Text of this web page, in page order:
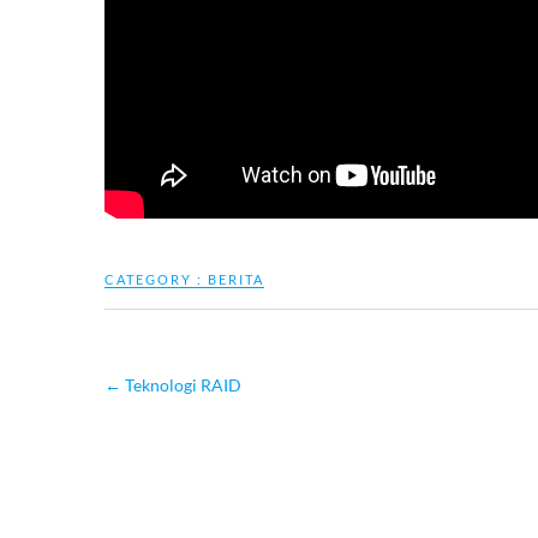
CATEGORY : BERITA
← Teknologi RAID